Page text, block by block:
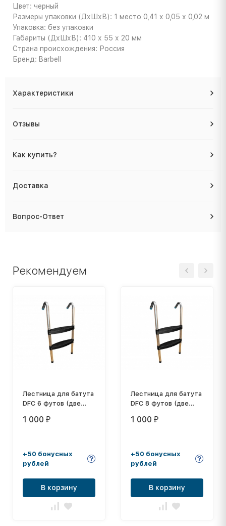
Цвет: черный
Размеры упаковки (ДхШхВ): 1 место 0,41 х 0,05 х 0,02 м
Упаковка: без упаковки
Габариты (ДхШхВ): 410 х 55 х 20 мм
Страна происхождения: Россия
Бренд: Barbell
Характеристики
Отзывы
Как купить?
Доставка
Вопрос-Ответ
Рекомендуем
Лестница для батута
DFC 6 футов (две
1 000 ₽
+50 бонусных
рублей
В корзину
Лестница для батута
DFC 8 футов (две
1 000 ₽
+50 бонусных
рублей
В корзину